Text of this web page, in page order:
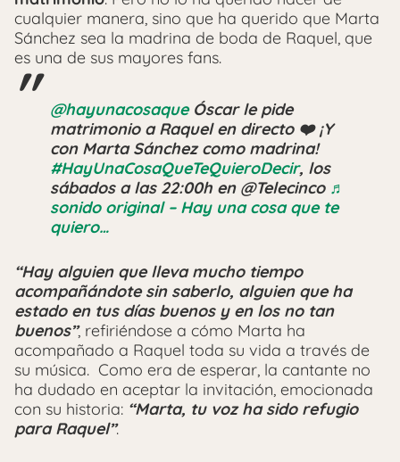
cualquier manera, sino que ha querido que Marta
Sánchez sea la madrina de boda de Raquel, que
es una de sus mayores fans.
@hayunacosaqueÓscar le pide
matrimonio a Raquel en directo ❤️ ¡Y
con Marta Sánchez como madrina!
#HayUnaCosaQueTeQuieroDecir, los
sábados a las 22:00h en @Telecinco ♬
sonido original – Hay una cosa que te
quiero…
“Hay alguien que lleva mucho tiempo
acompañándote sin saberlo, alguien que ha
estado en tus días buenos y en los no tan
buenos”, refiriéndose a cómo Marta ha
acompañado a Raquel toda su vida a través de
su música. Como era de esperar, la cantante no
ha dudado en aceptar la invitación, emocionada
con su historia: “Marta, tu voz ha sido refugio
para Raquel”.